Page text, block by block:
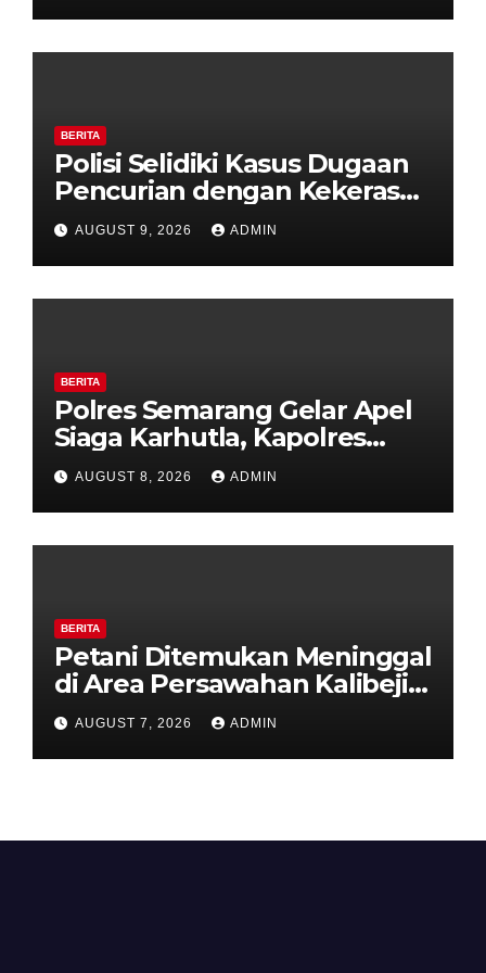
BERITA
Polisi Selidiki Kasus Dugaan
Pencurian dengan Kekerasan
di Counter HP Royal Phone
Ambarawa.
AUGUST 9, 2026 ADMIN
BERITA
Polres Semarang Gelar Apel
Siaga Karhutla, Kapolres
Tekankan Sinergi dan
Kesiapsiagaan Hadapi Musim
Kemarau.
AUGUST 8, 2026 ADMIN
BERITA
Petani Ditemukan Meninggal
di Area Persawahan Kalibeji,
Polisi Pastikan Tidak Ada
Tanda Kekerasan
AUGUST 7, 2026 ADMIN